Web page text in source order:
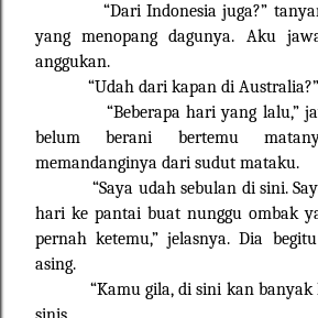
“Dari Indonesia juga?”
yang menopang dagunya. Aku
anggukan.
“Udah dari kapan di Australia?”
“Beberapa hari yang lalu,”
belum berani bertemu
memandanginya dari sudut mataku.
“Saya udah sebulan di sini. Saya
hari ke pantai buat nunggu ombak
pernah ketemu,” jelasnya. Dia
asing.
“Kamu gila, di sini kan banyak